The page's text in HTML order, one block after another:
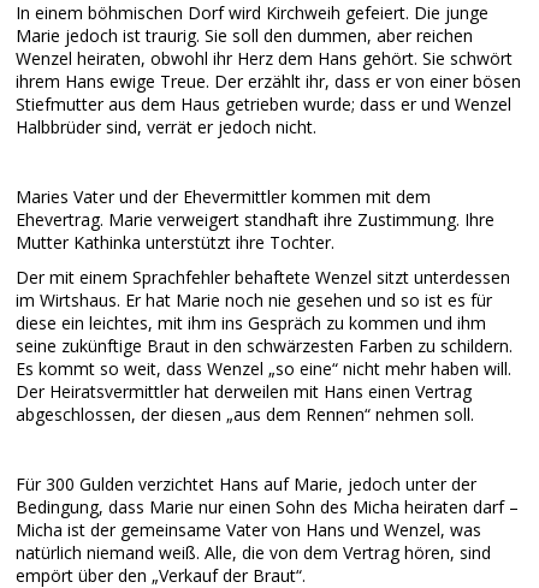
In einem böhmischen Dorf wird Kirchweih gefeiert. Die junge
Marie jedoch ist traurig. Sie soll den dummen, aber reichen
Wenzel heiraten, obwohl ihr Herz dem Hans gehört. Sie schwört
ihrem Hans ewige Treue. Der erzählt ihr, dass er von einer bösen
Stiefmutter aus dem Haus getrieben wurde; dass er und Wenzel
Halbbrüder sind, verrät er jedoch nicht.
Maries Vater und der Ehevermittler kommen mit dem
Ehevertrag. Marie verweigert standhaft ihre Zustimmung. Ihre
Mutter Kathinka unterstützt ihre Tochter.
Der mit einem Sprachfehler behaftete Wenzel sitzt unterdessen
im Wirtshaus. Er hat Marie noch nie gesehen und so ist es für
diese ein leichtes, mit ihm ins Gespräch zu kommen und ihm
seine zukünftige Braut in den schwärzesten Farben zu schildern.
Es kommt so weit, dass Wenzel „so eine“ nicht mehr haben will.
Der Heiratsvermittler hat derweilen mit Hans einen Vertrag
abgeschlossen, der diesen „aus dem Rennen“ nehmen soll.
Für 300 Gulden verzichtet Hans auf Marie, jedoch unter der
Bedingung, dass Marie nur einen Sohn des Micha heiraten darf –
Micha ist der gemeinsame Vater von Hans und Wenzel, was
natürlich niemand weiß. Alle, die von dem Vertrag hören, sind
empört über den „Verkauf der Braut“.